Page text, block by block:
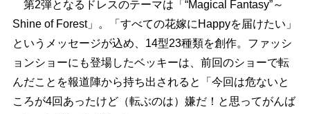
第2弾となるドレスのテーマは「“Magical Fantasy”～
Shine of Forest」。「すべての花嫁にHappyを届けたい」
というメッセージが込め、14型23種類を創作。ファッシ
ョンショーにも登場したベッキーは、前回のショーで転
んだことを報道陣から持ち出されると「今回は危ないと
ころが4回あったけど（転ぶのは）嫌だ！と思ってがんば